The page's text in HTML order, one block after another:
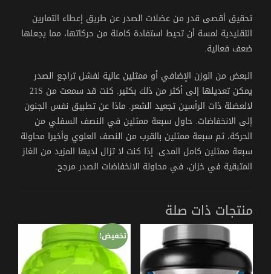
تحقيق أقصى قدر من عضلات الصدر عن طريق إعطاء التمارين
التقليدية لمسة أن تحيط استفادة كاملة من حركاتها، مما يجعلها
ضعف فعالية.
البعض من الوزن الإضافي أو ممثلين عالية لفشل تراجع الصدر
يمكن تعديلها إلى أكثر من ذلك بكثير.
كنت قد سمعت من 21S
لالعضلة ذات الرأسين تجعيد الشعر. ماذا عن تطبيق نفس الجنون
إلى الانخفاضات. حاول سبعة ممثلين في النصف السفلي من
الحركة، ثم سبعة ممثلين بالقرب من النصف العلوي وأخيرا محاولة
سبعة ممثلين كامل المدى. إذا كنت لا تزال لديها المزيد من الغاز
المتبقية في خزان، في محاولة الانخفاضات الصدر مرجح.
منتجات ذات صلة
تخفيض!